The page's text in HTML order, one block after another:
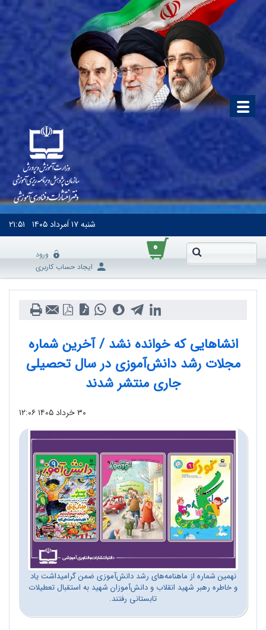
شنبه۱۷ اَمرداد ۱۴۰۵ ۲۱:۵۱
۰
ورود
ایجاد حساب کاربری
انشاهایی که خوانده نشد / آخرین شماره
مجلات رشد دانش‌آموزی در سال تحصیلی
جاری منتشر شدند
۳۰ خرداد ۱۴۰۵ ۱۲:۰۶
نهمین شماره از ماهنامه‌های رشد دانش‌آموزی ضمن گرامیداشت یاد
و خاطره رهبر شهید انقلاب و دانش‌آموزان شهید به استقبال تعطیلات
تابستانی رفتند.